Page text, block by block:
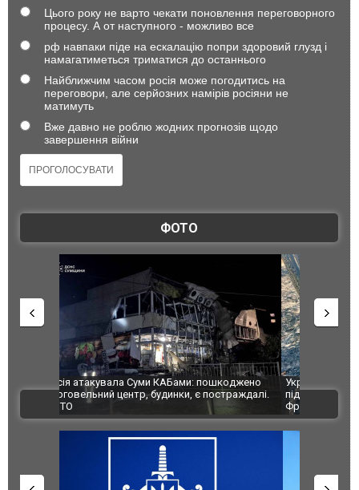
Цього року не варто чекати поновлення переговорного
процесу. А от наступного - можливо все
рф навпаки піде на ескалацію попри здоровий глузд і
намагатиметься триматися до останнього
Найближчим часом росія може погодитись на
переговори, але серйозних намірів росіяни не
матимуть
Вже давно не роблю жодних прогнозів щодо
завершення війни
ФОТО
Українські надзвичайники врятували козуленя
під час ліквідації масштабної лісової пожежі у
Франції
СБУ за
Болгарії